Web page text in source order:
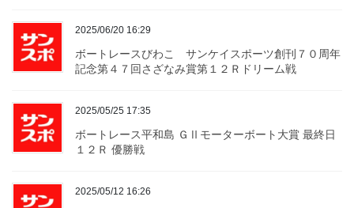
2025/06/20 16:29
ボートレースびわこ サンケイスポーツ創刊７０周年
記念第４７回さざなみ賞第１２Ｒドリーム戦
2025/05/25 17:35
ボートレース平和島 ＧⅡモーターボート大賞 最終日
１２Ｒ 優勝戦
2025/05/12 16:26